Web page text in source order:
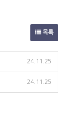
목록
24.11.25
24.11.25